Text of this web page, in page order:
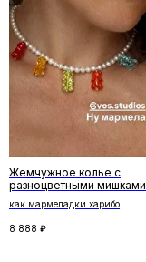
Жемчужное колье с
разноцветными мишками
как мармеладки харибо
8 888 ₽
Отзывы